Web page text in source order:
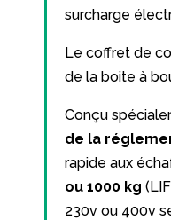
surcharge
Le coffret de
de la boite à
Conçu
de la
rapide aux
ou 1000 kg
230v ou 400v